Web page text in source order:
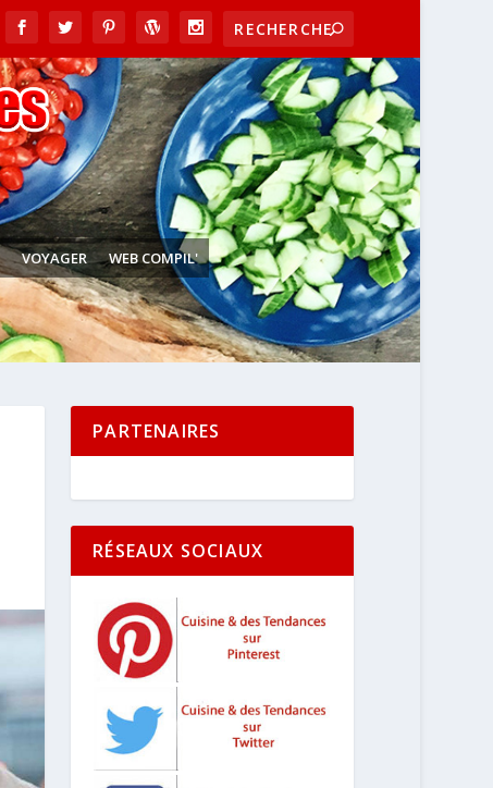
VOYAGER WEB COMPIL'
PARTENAIRES
RÉSEAUX SOCIAUX